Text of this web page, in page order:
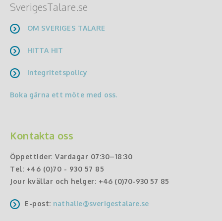
SverigesTalare.se
OM SVERIGES TALARE
HITTA HIT
Integritetspolicy
Boka gärna ett möte med oss.
Kontakta oss
Öppettider: Vardagar 07:30–18:30
Tel: +46 (0)70 - 930 57 85
Jour kvällar och helger: +46 (0)70-930 57 85
E-post: nathalie@sverigestalare.se